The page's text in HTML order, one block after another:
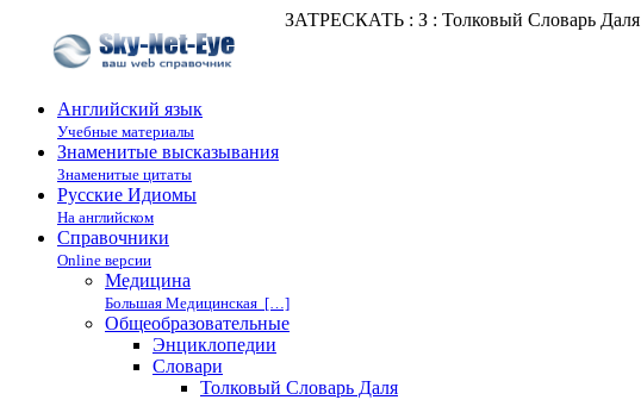
ЗАТРЕСКАТЬ : З : Толковый Словарь Даля
Английский язык
Учебные материалы
Знаменитые высказывания
Знаменитые цитаты
Русские Идиомы
На английском
Справочники
Online версии
Медицина
Большая Медицинская […]
Общеобразовательные
Энциклопедии
Cловари
Толковый Словарь Даля